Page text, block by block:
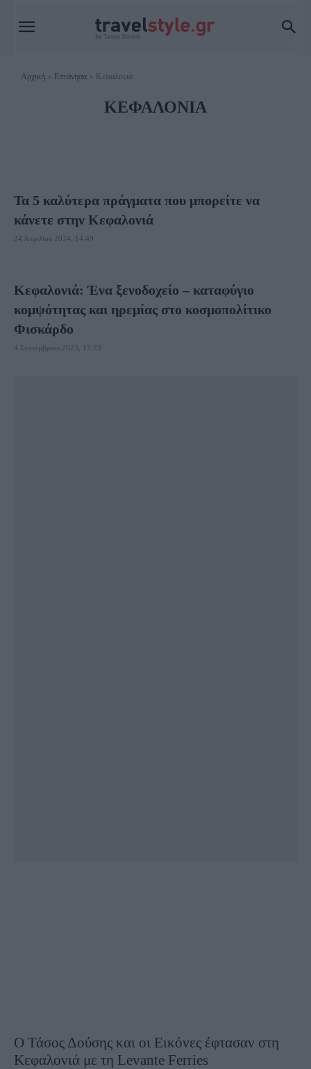
Αρχική Επτάνησα Κεφαλονιά
ΚΕΦΑΛΟΝΙΆ
Τα 5 καλύτερα πράγματα που μπορείτε να
κάνετε στην Κεφαλονιά
24 Απριλίου 2024, 14:49
Κεφαλονιά: Ένα ξενοδοχείο – καταφύγιο
κομψότητας και ηρεμίας στο κοσμοπολίτικο
Φισκάρδο
4 Σεπτεμβρίου 2023, 13:23
O Τάσος Δούσης και οι Εικόνες έφτασαν στη
Κεφαλονιά με τη Levante Ferries